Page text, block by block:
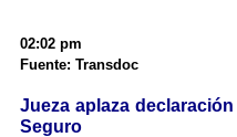
02:02 pm
Fuente: Transdoc
Jueza aplaza
Seguro